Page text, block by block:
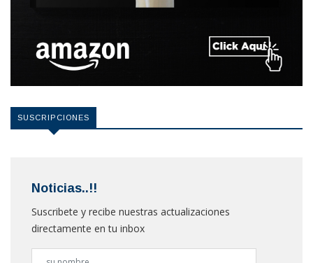
SUSCRIPCIONES
Noticias..!!
Suscribete y recibe nuestras actualizaciones
directamente en tu inbox